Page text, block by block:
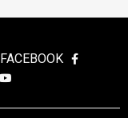
FACEBOOK